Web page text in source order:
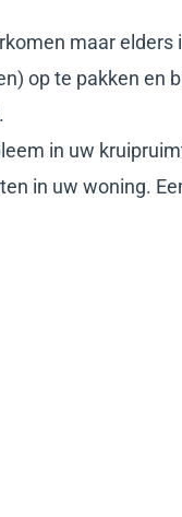
maar elders
op te pakken en
in uw
in uw woning.